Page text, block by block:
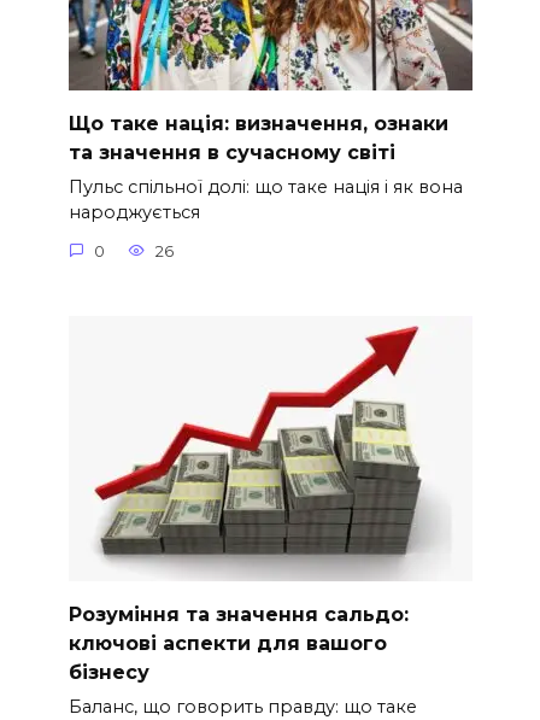
Що таке нація: визначення, ознаки
та значення в сучасному світі
Пульс спільної долі: що таке нація і як вона
народжується
0 26
Розуміння та значення сальдо:
ключові аспекти для вашого
бізнесу
Баланс, що говорить правду: що таке